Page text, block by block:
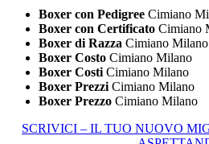
Boxer con Pedigree Cimiano
Boxer con Certificato Cimiano
Boxer di Razza Cimiano Milano
Boxer Costo Cimiano Milano
Boxer Costi Cimiano Milano
Boxer Prezzi Cimiano Milano
Boxer Prezzo Cimiano Milano
SCRIVICI – IL TUO NUOVO